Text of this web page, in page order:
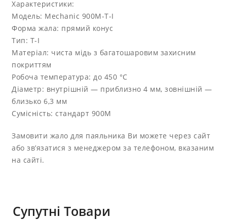
Характеристики:
Модель: Mechanic 900M-T-I
Форма жала: прямий конус
Тип: T-I
Матеріал: чиста мідь з багатошаровим захисним
покриттям
Робоча температура: до 450 °C
Діаметр: внутрішній — приблизно 4 мм, зовнішній —
близько 6,3 мм
Сумісність: стандарт 900M
Замовити жало для паяльника Ви можете через сайт
або зв’язатися з менеджером за телефоном, вказаним
на сайті.
Супутні Товари